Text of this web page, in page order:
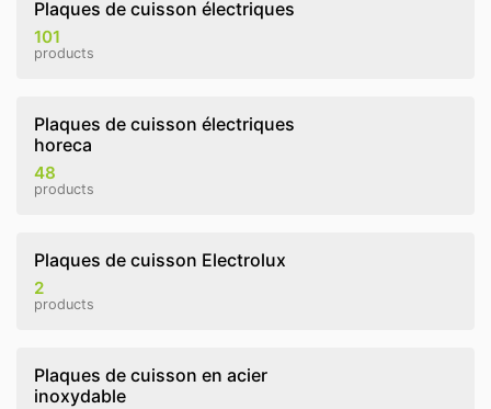
Plaques de cuisson électriques
101
products
Plaques de cuisson électriques
horeca
48
products
Plaques de cuisson Electrolux
2
products
Plaques de cuisson en acier
inoxydable